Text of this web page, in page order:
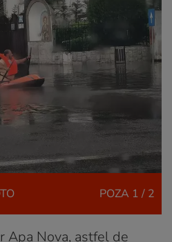
POZA 1 / 2
Apa Nova, astfel de